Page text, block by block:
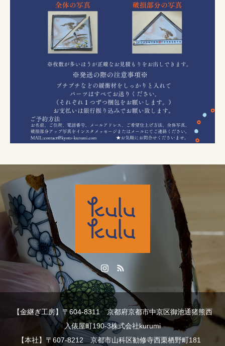
【金継ぎ工房】〒604-8311 京都府京都市中京区御池通猪熊西
入俵屋町190-3株式会社kurumi
【本社】〒607-8212 京都市山科区勧修寺西栗栖野町181